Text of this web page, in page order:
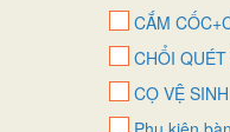
CẮM
CHỔI
CỌ VỆ SINH